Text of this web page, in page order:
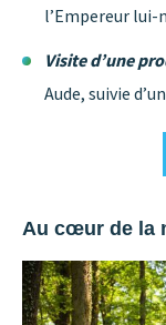
l’Empereur lui-
Visite d’une
Aude, suivie
Au cœur de la